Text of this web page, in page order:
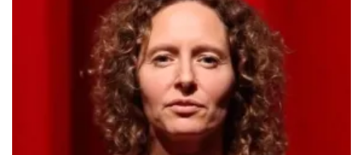
laatste 30 minuten
BESTEL NU